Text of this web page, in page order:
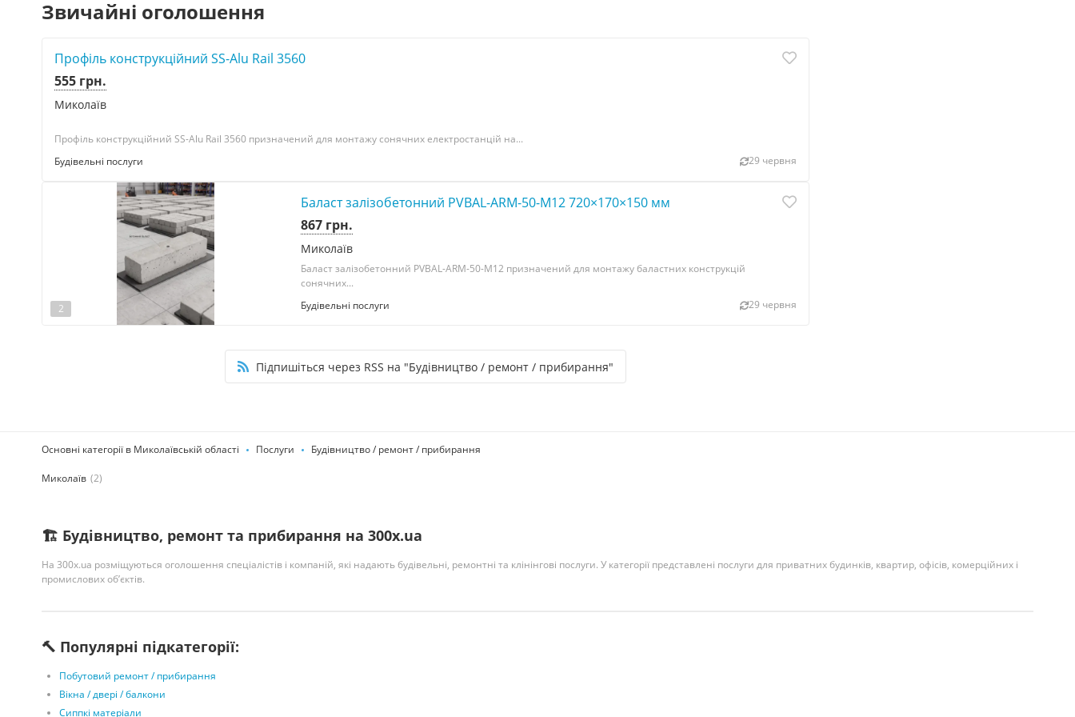
Звичайні оголошення
Профіль конструкційний SS-Alu Rail 3560
555 грн.
Миколаїв
Профіль конструкційний SS-Alu Rail 3560 призначений для монтажу сонячних електростанцій на...
Будівельні послуги
29 червня
2
Баласт залізобетонний PVBAL-ARM-50-M12 720×170×150 мм
867 грн.
Миколаїв
Баласт залізобетонний PVBAL-ARM-50-M12 призначений для монтажу баластних конструкцій
сонячних...
Будівельні послуги
29 червня
Підпишіться через RSS на "Будівництво / ремонт / прибирання"
Основні категорії в Миколаївській області Послуги Будівництво / ремонт / прибирання
Миколаїв (2)
🏗️ Будівництво, ремонт та прибирання на 300x.ua
На 300x.ua розміщуються оголошення спеціалістів і компаній, які надають будівельні, ремонтні та клінінгові послуги. У категорії представлені послуги для приватних будинків, квартир, офісів, комерційних і
промислових об’єктів.
🔨 Популярні підкатегорії:
Побутовий ремонт / прибирання
Вікна / двері / балкони
Сиппкі матеріали